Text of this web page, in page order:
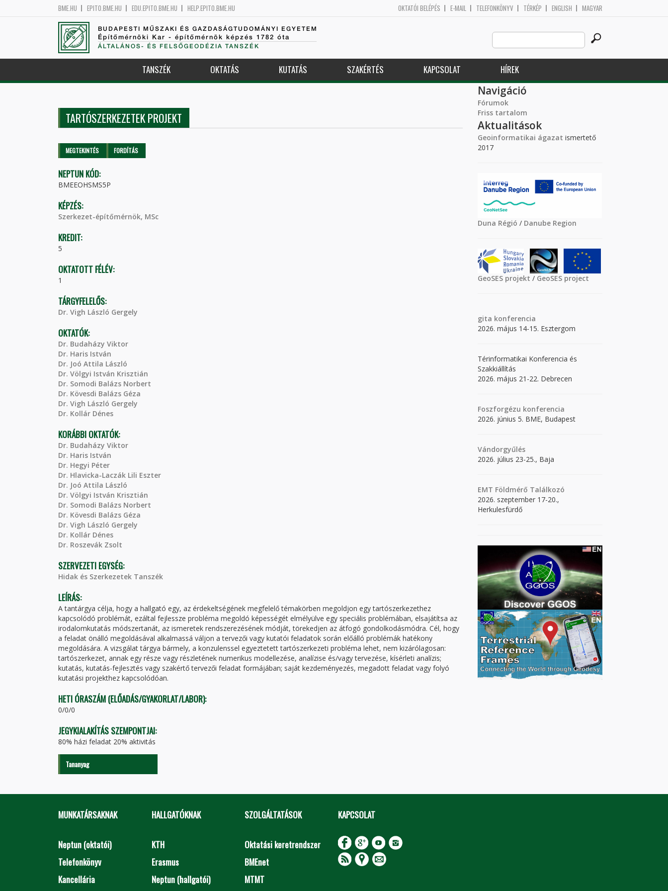
BME.HU EPITO.BME.HU EDU.EPITO.BME.HU HELP.EPITO.BME.HU OKTATÓI BELÉPÉS E-MAIL TELEFONKÖNYV TÉRKÉP ENGLISH MAGYAR
BUDAPESTI MŰSZAKI ÉS GAZDASÁGTUDOMÁNYI EGYETEM
Építőmérnöki Kar - építőmérnök képzés 1782 óta
ÁLTALÁNOS- ÉS FELSŐGEODÉZIA TANSZÉK
Search
this
site
TANSZÉK OKTATÁS KUTATÁS SZAKÉRTÉS KAPCSOLAT HÍREK
TARTÓSZERKEZETEK PROJEKT
Elsődleges fülek
MEGTEKINTÉS (AKTÍVFORDÍTÁS
NEPTUN KÓD:
BMEEOHSMS5P
KÉPZÉS:
Szerkezet-építőmérnök, MSc
KREDIT:
5
OKTATOTT FÉLÉV:
1
TÁRGYFELELŐS:
Dr. Vigh László Gergely
OKTATÓK:
Dr. Budaházy Viktor
Dr. Haris István
Dr. Joó Attila László
Dr. Völgyi István Krisztián
Dr. Somodi Balázs Norbert
Dr. Kövesdi Balázs Géza
Dr. Vigh László Gergely
Dr. Kollár Dénes
KORÁBBI OKTATÓK:
Dr. Budaházy Viktor
Dr. Haris István
Dr. Hegyi Péter
Dr. Hlavicka-Laczák Lili Eszter
Dr. Joó Attila László
Dr. Völgyi István Krisztián
Dr. Somodi Balázs Norbert
Dr. Kövesdi Balázs Géza
Dr. Vigh László Gergely
Dr. Kollár Dénes
Dr. Roszevák Zsolt
SZERVEZETI EGYSÉG:
Hidak és Szerkezetek Tanszék
LEÍRÁS:
A tantárgya célja, hogy a hallgató egy, az érdekeltségének megfelelő témakörben megoldjon egy tartószerkezethez
kapcsolódó problémát, ezáltal fejlessze probléma megoldó képességét elmélyülve egy speciális problémában, elsajátítsa az
irodalomkutatás módszertanát, az ismeretek rendszerezésének módját, törekedjen az átfogó gondolkodásmódra. Cél, hogy
a feladat önálló megoldásával alkalmassá váljon a tervezői vagy kutatói feladatok során előálló problémák hatékony
megoldására. A vizsgálat tárgya bármely, a konzulenssel egyeztetett tartószerkezeti probléma lehet, nem kizárólagosan:
tartószerkezet, annak egy része vagy részletének numerikus modellezése, analízise és/vagy tervezése, kísérleti analízis;
kutatás, kutatás-fejlesztés vagy szakértő tervezői feladat formájában; saját kezdeményezés, megadott feladat vagy folyó
kutatási projekthez kapcsolódóan.
HETI ÓRASZÁM (ELŐADÁS/GYAKORLAT/LABOR):
0/0/0
JEGYKIALAKÍTÁS SZEMPONTJAI:
80% házi feladat 20% aktivitás
Tananyag
Navigáció
Fórumok
Friss tartalom
Aktualitások
Geoinformatikai ágazat ismertető
2017
Duna Régió / Danube Region
GeoSES projekt / GeoSES project
gita konferencia
2026. május 14-15. Esztergom
Térinformatikai Konferencia és
Szakkiállítás
2026. május 21-22. Debrecen
Foszforgézu konferencia
2026. június 5. BME, Budapest
Vándorgyűlés
2026. július 23-25., Baja
EMT Földmérő Találkozó
2026. szeptember 17-20.,
Herkulesfürdő
MUNKATÁRSAKNAK
Neptun (oktatói)
Telefonkönyv
Kancellária
HALLGATÓKNAK
KTH
Erasmus
Neptun (hallgatói)
SZOLGÁLTATÁSOK
Oktatási keretrendszer
BMEnet
MTMT
KAPCSOLAT